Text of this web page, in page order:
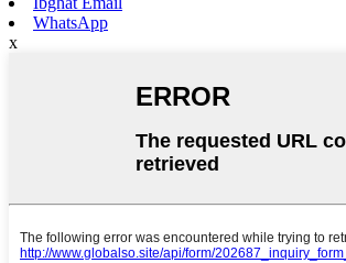
WhatsApp
x